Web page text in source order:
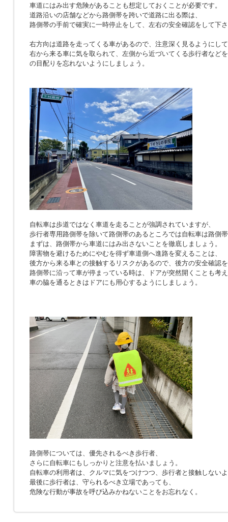
車道にはみ出す危険があることも想定しておくことが必要です。
道路沿いの店舗などから路側帯を跨いで道路に出る際は、
路側帯の手前で確実に一時停止をして、左右の安全確認をして下
右方向は道路を走ってくる車があるので、注意深く見るようにし
右から来る車に気を取られて、左側から近づいてくる歩行者など
の目配りを忘れないようにしましょう。
自転車は歩道ではなく車道を走ることが強調されていますが、
歩行者専用路側帯を除いて路側帯のあるところでは自転車は路側
まずは、路側帯から車道にはみ出さないことを徹底しましょう。
障害物を避けるためにやむを得ず車道側へ進路を変えることは、
後方から来る車との接触するリスクがあるので、後方の安全確認
路側帯に沿って車が停まっている時は、ドアが突然開くことも考
車の脇を通るときはドアにも用心するようにしましょう。
路側帯については、優先されるべき歩行者、
さらに自転車にもしっかりと注意を払いましょう。
自転車の利用者は、クルマに気をつけつつ、歩行者と接触しない
最後に歩行者は、守られるべき立場であっても、
危険な行動が事故を呼び込みかねないことをお忘れなく。